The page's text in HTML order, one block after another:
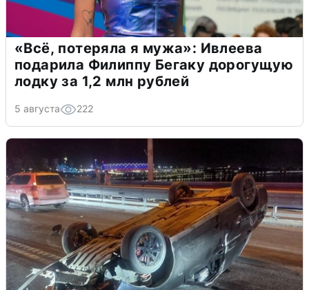
«Всё, потеряла я мужа»: Ивлеева
подарила Филиппу Бегаку дорогущую
лодку за 1,2 млн рублей
5 августа 222